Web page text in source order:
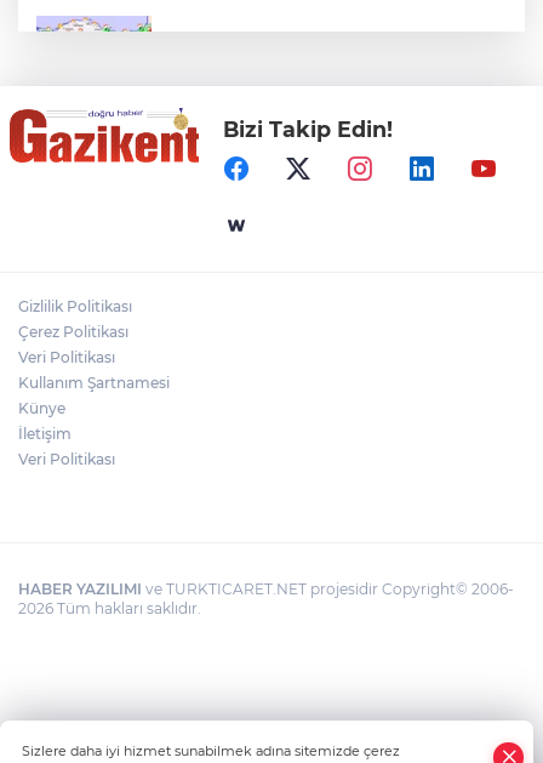
Gaziantep Üniversitesi Elektrik-Elektronik
Mühendisliği: Teknolojinin ve Enerjinin
Geleceğine Yön Veren Eğitim
"BEBEĞİ TÜM GECE AYNI BEZLE
Bizi Takip Edin!
Gizlilik Politikası
Çerez Politikası
Veri Politikası
Kullanım Şartnamesi
Künye
İletişim
Veri Politikası
HABER YAZILIMI ve TURKTICARET.NET projesidir Copyright© 2006-
2026 Tüm hakları saklıdır.
Sizlere daha iyi hizmet sunabilmek adına sitemizde çerez